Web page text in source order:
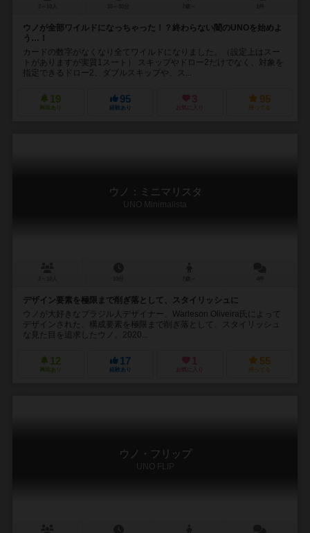
ウノが全部ワイルドになっちゃった！？終わらない闇のUNOを始めよ
う…！
カードの数字がなくなり全てワイルドになりました。（設定上はスー
トがありますが実質1スート） スキップやドロー2だけでなく、対象を
指定できるドロー2、ダブルスキップや、ス...
19
興味あり
95
経験あり
3
お気に入り
95
持ってる
ウノ：ミニマリスタ
UNO Minimalista
デザイン要素を極限まで削ぎ落として、スタイリッシュに
ウノが大好きなブラジル人デザイナー、Warleson Oliveira氏によって
デザインされた、構成要素を極限まで削ぎ落として、スタイリッシュ
な見た目を追求したウノ。2020...
12
興味あり
17
経験あり
1
お気に入り
55
持ってる
ウノ・フリップ
UNO FLIP